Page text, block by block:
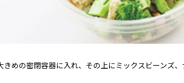
めの密閉容器に入れ、その上にミックスビーンズ